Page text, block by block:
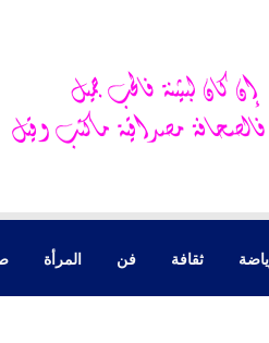
ثقافة فن المرأة